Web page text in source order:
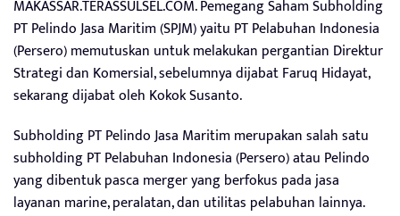
MAKASSAR.TERASSULSEL.COM. Pemegang Saham Subholding
PT Pelindo Jasa Maritim (SPJM) yaitu PT Pelabuhan Indonesia
(Persero) memutuskan untuk melakukan pergantian Direktur
Strategi dan Komersial, sebelumnya dijabat Faruq Hidayat,
sekarang dijabat oleh Kokok Susanto.
Subholding PT Pelindo Jasa Maritim merupakan salah satu
subholding PT Pelabuhan Indonesia (Persero) atau Pelindo
yang dibentuk pasca merger yang berfokus pada jasa
layanan marine, peralatan, dan utilitas pelabuhan lainnya.